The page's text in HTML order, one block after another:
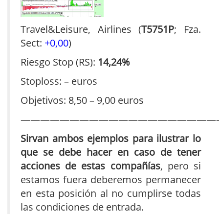
Travel&Leisure, Airlines (T5751P; Fza.
Sect: +0,00)
Riesgo Stop (RS): 14,24%
Stoploss: – euros
Objetivos: 8,50 – 9,00 euros
Sirvan ambos ejemplos para ilustrar lo
que se debe hacer en caso de tener
acciones de estas compañías, pero si
estamos fuera deberemos permanecer
en esta posición al no cumplirse todas
las condiciones de entrada.